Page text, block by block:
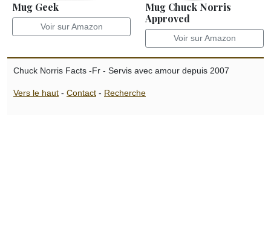
Mug Geek
Voir sur Amazon
Mug Chuck Norris
Approved
Voir sur Amazon
Chuck Norris Facts -Fr - Servis avec amour depuis 2007
Vers le haut - Contact - Recherche